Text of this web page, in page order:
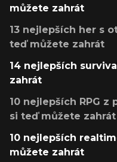
můžete zahrát
13 nejlepších her s
teď můžete zahrát
14 nejlepších
zahrát
10 nejlepších RPG
si teď můžete zahrát
10 nejlepších
můžete zahrát